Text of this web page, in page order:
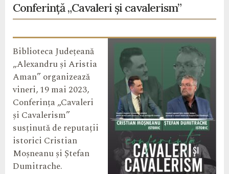
Conferință „Cavaleri și cavalerism”
Biblioteca Județeană
„Alexandru și Aristia
Aman” organizează
vineri, 19 mai 2023,
Conferința „Cavaleri
și Cavalerism”
susținută de reputații
istorici Cristian
Moșneanu și Ștefan
Dumitrache.